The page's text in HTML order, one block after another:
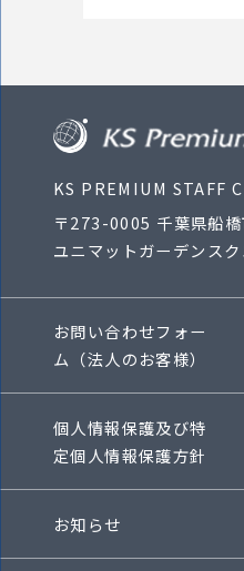
KS PREMIUM STAFF
〒273-0005 千葉県船
ユニマットガーデンス
お問い合わせフォー
ム（法人のお客様）
個人情報保護及び特
定個人情報保護方針
お知らせ